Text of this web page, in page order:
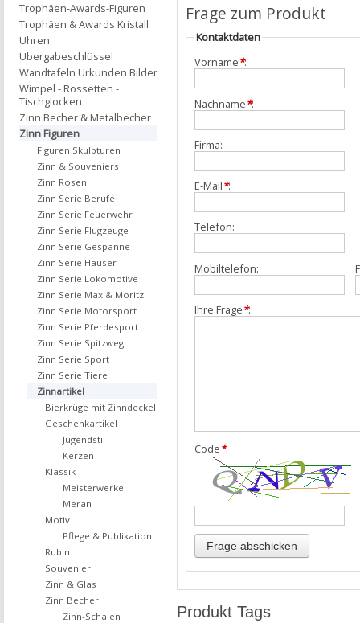
Frage zum Produkt
Kontaktdaten
Vorname*:
Nachname*:
Firma:
E-Mail*:
Telefon:
Mobiltelefon:
Ihre Frage*:
Code*:
Produkt Tags
Trophäen-Awards-Figuren
Trophäen & Awards Kristall
Uhren
Übergabeschlüssel
Wandtafeln Urkunden Bilder
Wimpel - Rossetten -
Tischglocken
Zinn Becher & Metalbecher
Zinn Figuren
Figuren Skulpturen
Zinn & Souveniers
Zinn Rosen
Zinn Serie Berufe
Zinn Serie Feuerwehr
Zinn Serie Flugzeuge
Zinn Serie Gespanne
Zinn Serie Häuser
Zinn Serie Lokomotive
Zinn Serie Max & Moritz
Zinn Serie Motorsport
Zinn Serie Pferdesport
Zinn Serie Spitzweg
Zinn Serie Sport
Zinn Serie Tiere
Zinnartikel
Bierkrüge mit Zinndeckel
Geschenkartikel
Jugendstil
Kerzen
Klassik
Meisterwerke
Meran
Motiv
Pflege & Publikation
Rubin
Souvenier
Zinn & Glas
Zinn Becher
Zinn-Schalen